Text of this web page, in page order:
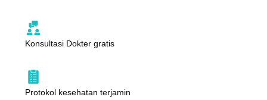
Konsultasi Dokter gratis
Protokol kesehatan terjamin